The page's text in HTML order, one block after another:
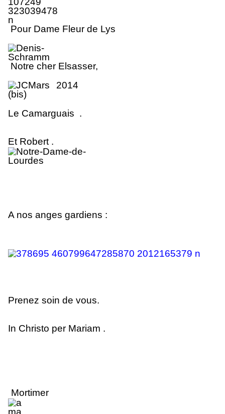
Pour Dame Fleur de Lys
Notre cher Elsasser,
Le Camarguais .
Et Robert .
A nos anges gardiens :
Prenez soin de vous.
In Christo per Mariam .
Mortimer